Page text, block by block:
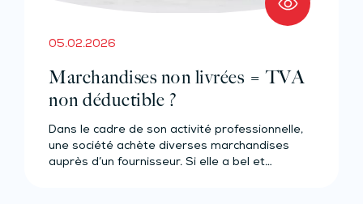
05.02.2026
Marchandises non livrées = TVA
non déductible ?
Dans le cadre de son activité professionnelle,
une société achète diverses marchandises
auprès d’un fournisseur. Si elle a bel et…